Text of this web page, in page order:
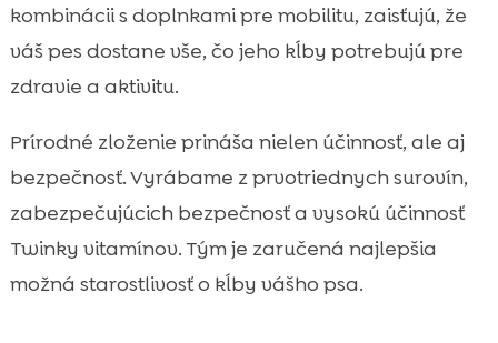
kombinácii s doplnkami pre mobilitu, zaisťujú, že
váš pes dostane vše, čo jeho kĺby potrebujú pre
zdravie a aktivitu.
Prírodné zloženie prináša nielen účinnosť, ale aj
bezpečnosť. Vyrábame z prvotriednych surovín,
zabezpečujúcich bezpečnosť a vysokú účinnosť
Twinky vitamínov. Tým je zaručená najlepšia
možná starostlivosť o kĺby vášho psa.